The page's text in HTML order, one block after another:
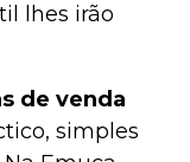
lhes irão
de venda
simples